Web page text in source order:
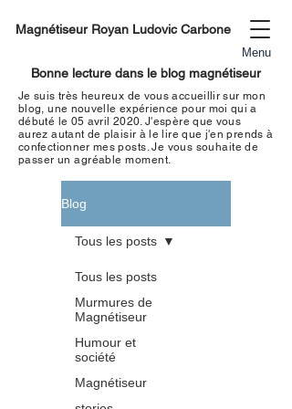
Magnétiseur Royan Ludovic Carbone
Menu
Bonne lecture dans le blog magnétiseur
Je suis très heureux de vous accueillir sur mon
blog, une nouvelle expérience pour moi qui a
débuté le 05 avril 2020. J'espère que vous
aurez autant de plaisir à le lire que j'en prends à
confectionner mesposts. Je vous souhaite de
passer unagréable moment.
Blog
Tous les posts
Murmures de
Magnétiseur
Humour et
société
Magnétiseur
Tous les posts